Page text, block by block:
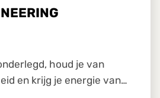
houd je van
en krijg je energie van